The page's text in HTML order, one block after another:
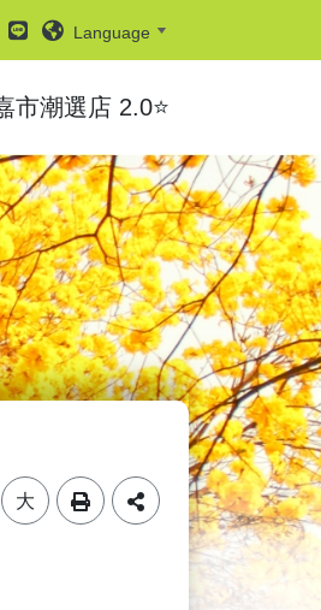
line Language
市潮選店 2.0⭐
大